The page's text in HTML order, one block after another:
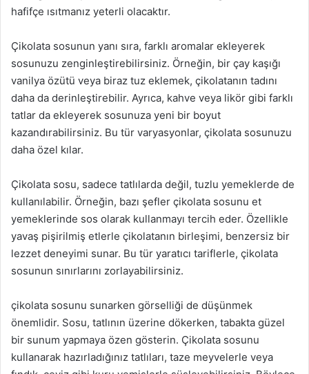
hafifçe ısıtmanız yeterli olacaktır.
Çikolata sosunun yanı sıra, farklı aromalar ekleyerek
sosunuzu zenginleştirebilirsiniz. Örneğin, bir çay kaşığı
vanilya özütü veya biraz tuz eklemek, çikolatanın tadını
daha da derinleştirebilir. Ayrıca, kahve veya likör gibi farklı
tatlar da ekleyerek sosunuza yeni bir boyut
kazandırabilirsiniz. Bu tür varyasyonlar, çikolata sosunuzu
daha özel kılar.
Çikolata sosu, sadece tatlılarda değil, tuzlu yemeklerde de
kullanılabilir. Örneğin, bazı şefler çikolata sosunu et
yemeklerinde sos olarak kullanmayı tercih eder. Özellikle
yavaş pişirilmiş etlerle çikolatanın birleşimi, benzersiz bir
lezzet deneyimi sunar. Bu tür yaratıcı tariflerle, çikolata
sosunun sınırlarını zorlayabilirsiniz.
çikolata sosunu sunarken görselliği de düşünmek
önemlidir. Sosu, tatlının üzerine dökerken, tabakta güzel
bir sunum yapmaya özen gösterin. Çikolata sosunu
kullanarak hazırladığınız tatlıları, taze meyvelerle veya